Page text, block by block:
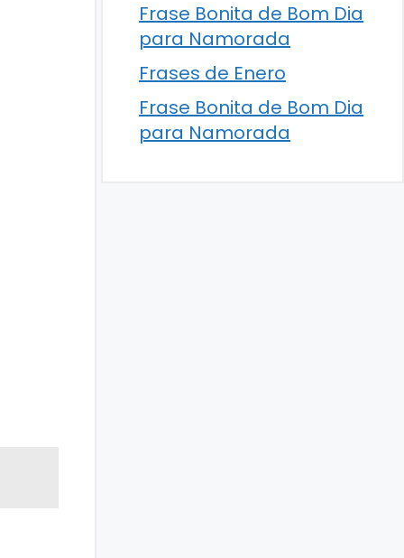
Frase Bonita de Bom Dia
para Namorada
Frases de Enero
Frase Bonita de Bom Dia
para Namorada